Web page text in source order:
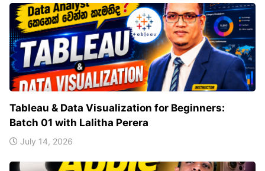
Tableau & Data Visualization for Beginners:
Batch 01 with Lalitha Perera
July 14, 2026